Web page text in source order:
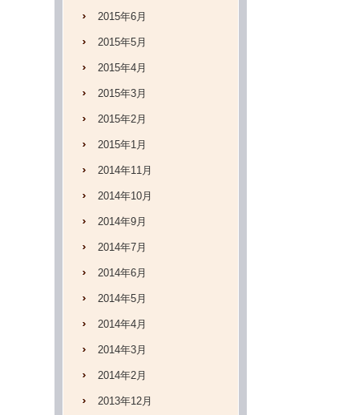
2015年6月
2015年5月
2015年4月
2015年3月
2015年2月
2015年1月
2014年11月
2014年10月
2014年9月
2014年7月
2014年6月
2014年5月
2014年4月
2014年3月
2014年2月
2013年12月